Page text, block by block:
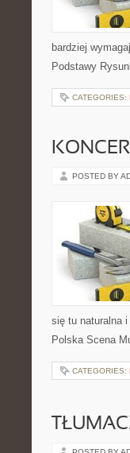
bardziej
Podstawy
CATEGORIES:
POSTED BY
się tu naturalna
Polska Scena
CATEGORIES: